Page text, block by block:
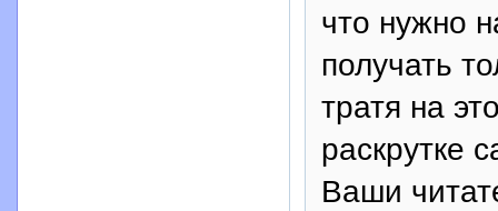
что нужно
получать
тратя на
раскрутке
Ваши